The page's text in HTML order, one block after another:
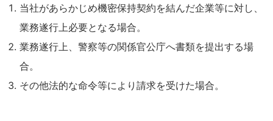
当社があらかじめ機密保持契約を結んだ企業等に対し、
業務遂行上必要となる場合。
業務遂行上、警察等の関係官公庁へ書類を提出する場
合。
その他法的な命令等により請求を受けた場合。